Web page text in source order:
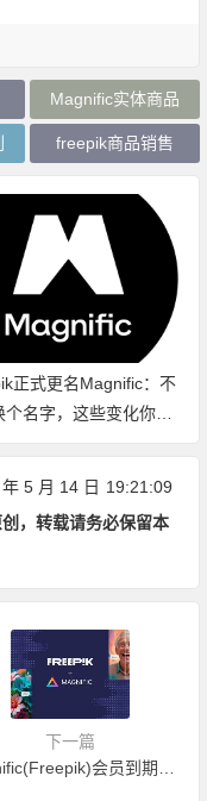
Magnific实体商品
freepik商品销售
正式更名Magnific：不
个名字，这些变化你一
道
5 月 14 日 19:21:09
，转载请务必保留本
下一篇